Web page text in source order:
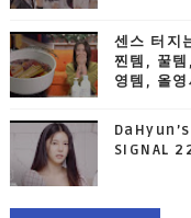
센스 터지
찐템, 꿀
영템, 올영
SIGNAL